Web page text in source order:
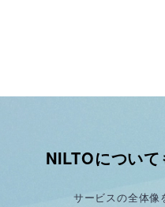
NILTOについ
サービスの全体像